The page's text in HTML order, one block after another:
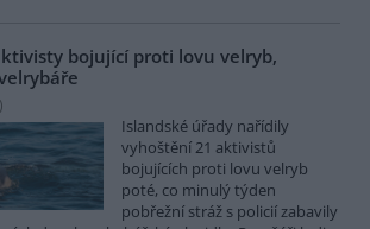
bojující proti lovu velryb,
)
Islandské úřady nařídily
vyhoštění 21 aktivistů
bojujících proti lovu velryb
poté, co minulý týden
pobřežní stráž s policií zabavily